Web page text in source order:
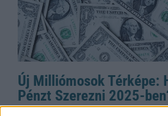
Új Milliómosok Térképe:
Pénzt Szerezni 2025-
Ki szeretne új milliomos lenni? Az